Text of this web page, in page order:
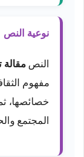
نوعية النص
النص
مفهوم
خصائصها،
المجتمع